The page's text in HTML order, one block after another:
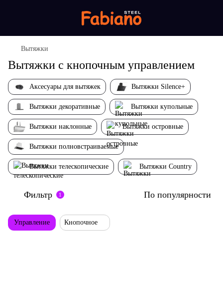
Вытяжки
Вытяжки с кнопочным управлением
Аксесуары для вытяжек Вытяжки Silence+
Вытяжки декоративные Вытяжки купольные
Вытяжки наклонные Вытяжки островные
Вытяжки полновстраиваемые
Вытяжки телескопические Вытяжки Country
Фильтр 1 По популярности
Управление Кнопочное